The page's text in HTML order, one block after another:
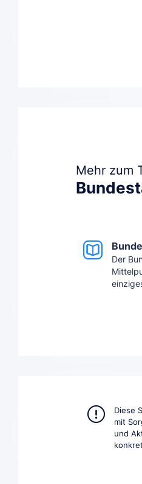
Mehr zum
Der
Diese
mit
und